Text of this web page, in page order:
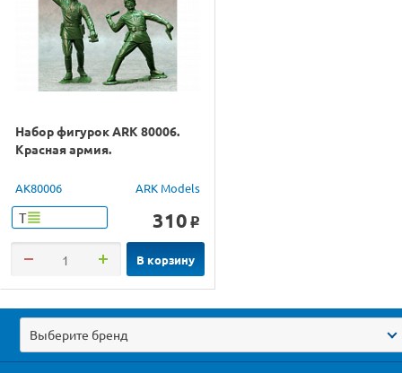
Набор фигурок ARK 80006.
Красная армия.
AK80006 ARK Models
Т 310 o
В корзину
Выберите бренд